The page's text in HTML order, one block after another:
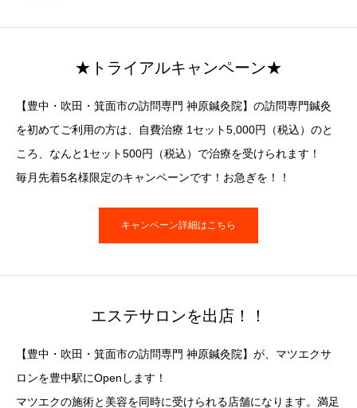
★トライアルキャンペーン★
【豊中・吹田・箕面市の訪問専門 神原鍼灸院】の訪問専門鍼灸
を初めてご利用の方は、自費治療 1セット5,000円（税込）のと
ころ、なんと1セット500円（税込）で治療を受けられます！
毎月先着5名様限定のキャンペーンです！お急ぎを！！
キャンペーン詳細はこちら
エステサロンを出店！！
【豊中・吹田・箕面市の訪問専門 神原鍼灸院】が、マツエクサ
ロンを豊中駅にOpenします！
マツエクの施術と美容を同時に受けられる店舗になります。満足